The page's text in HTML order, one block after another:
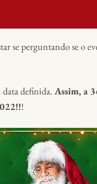
se perguntando se o
definida.Assim, a
!